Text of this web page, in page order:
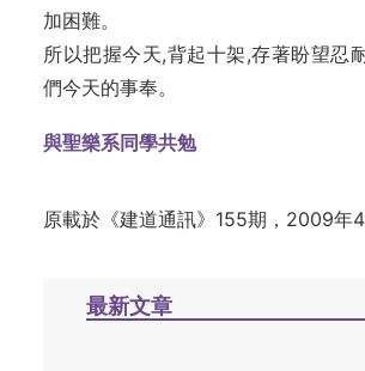
加困難。
所以把握今天,背起十架,存著盼望忍
們今天的事奉。
與聖樂系同學共勉
原載於 《建道通訊》155期，2009年4
最新文章